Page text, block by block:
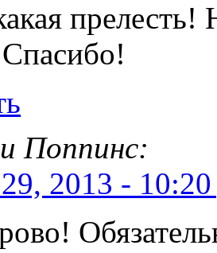
прелесть!
Поппинс:
2013 -